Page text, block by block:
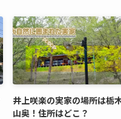
井上咲楽の実家の場所は栃
山奥！住所はどこ？